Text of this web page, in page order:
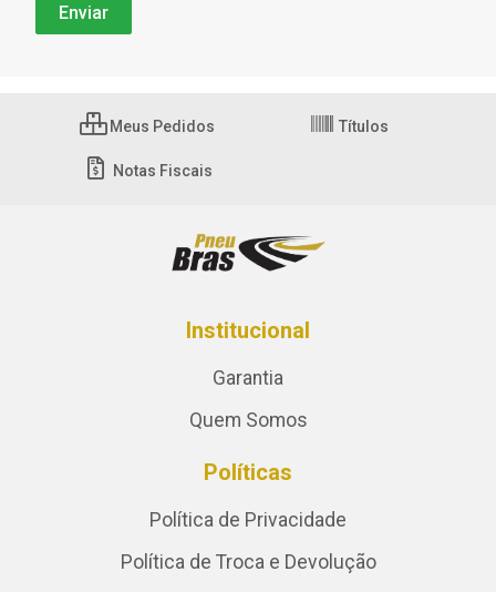
Meus Pedidos Títulos
Notas Fiscais
Institucional
Garantia
Quem Somos
Políticas
Política de Privacidade
Política de Troca e Devolução